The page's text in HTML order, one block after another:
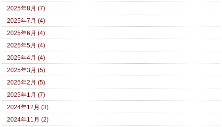
2025年8月 (7)
2025年7月 (4)
2025年6月 (4)
2025年5月 (4)
2025年4月 (4)
2025年3月 (5)
2025年2月 (5)
2025年1月 (7)
2024年12月 (3)
2024年11月 (2)